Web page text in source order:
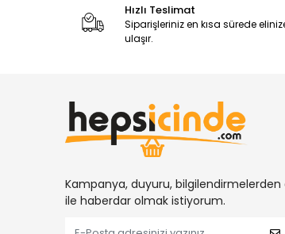
Hızlı Teslimat
Siparişleriniz en kısa sürede
ulaşır.
Kampanya, duyuru,
ile haberdar olmak istiyorum.